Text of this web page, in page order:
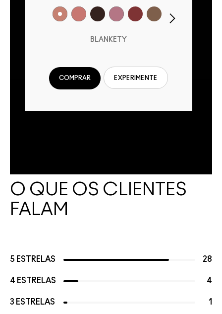
BLANKETY
COMPRAR EXPERIMENTE
O QUE OS CLIENTES
FALAM
5 ESTRELAS 28
4 ESTRELAS 4
3 ESTRELAS 1